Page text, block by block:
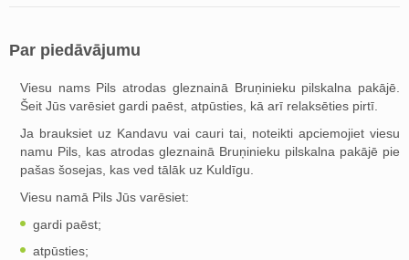
Par piedāvājumu
Viesu nams Pils atrodas gleznainā Bruņinieku pilskalna pakājē.
Šeit Jūs varēsiet gardi paēst, atpūsties, kā arī relaksēties pirtī.
Ja brauksiet uz Kandavu vai cauri tai, noteikti apciemojiet viesu
namu Pils, kas atrodas gleznainā Bruņinieku pilskalna pakājē pie
pašas šosejas, kas ved tālāk uz Kuldīgu.
Viesu namā Pils Jūs varēsiet:
gardi paēst;
atpūsties;